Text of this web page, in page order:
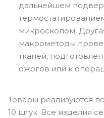
дальнейшем
микроскопом.
макрометоды
тканей,
ожогов или к
Товары реализуются
10 штук. Все изделия